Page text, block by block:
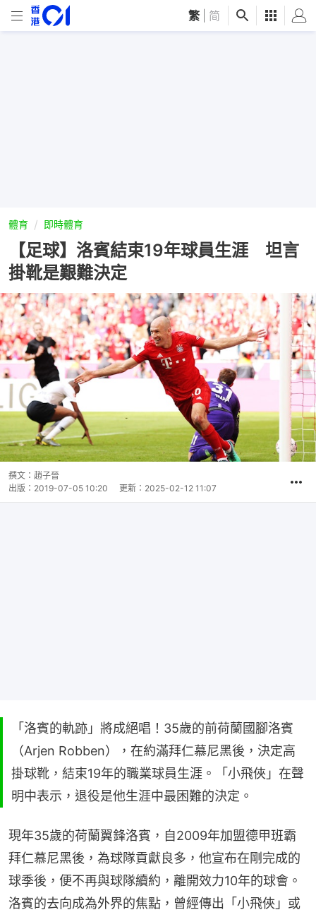
繁 简
體育 即時體育
【足球】洛賓結束19年球員生涯 坦言
掛靴是艱難決定
撰文： 趙子晉
出版： 2019-07-05 10:20 更新： 2025-02-12 11:07
「洛賓的軌跡」將成絕唱！35歲的前荷蘭國腳洛賓
（Arjen Robben），在約滿拜仁慕尼黑後，決定高
掛球靴，結束19年的職業球員生涯。「小飛俠」在聲
明中表示，退役是他生涯中最困難的決定。
現年35歲的荷蘭翼鋒洛賓，自2009年加盟德甲班霸
拜仁慕尼黑後，為球隊貢獻良多，他宣布在剛完成的
球季後，便不再與球隊續約，離開效力10年的球會。
洛賓的去向成為外界的焦點，曾經傳出「小飛俠」或